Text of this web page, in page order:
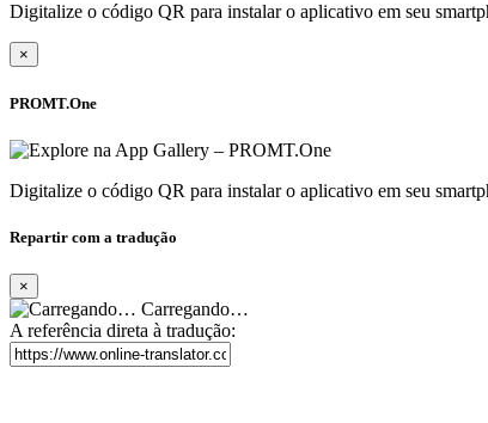
Digitalize o código QR para instalar o aplicativo em seu
×
PROMT.One
Digitalize o código QR para instalar o aplicativo em seu
Repartir com a tradução
×
Carregando…
A referência direta à tradução: